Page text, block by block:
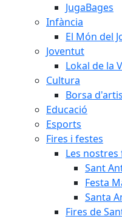
JugaBages
Infància
El Món del
Joventut
Lokal de la
Cultura
Borsa
Educació
Esports
Fires i festes
Les nostres
Sant
Festa
Santa
Fires de